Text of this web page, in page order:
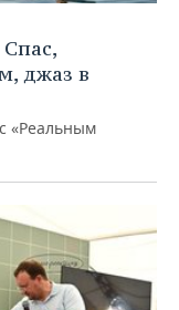
джаз в
«Реальным